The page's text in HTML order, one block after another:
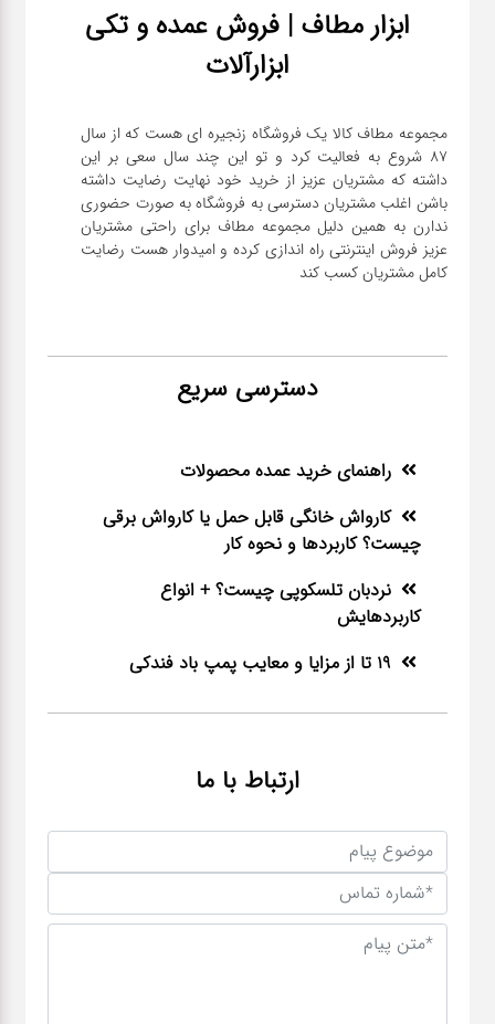
ابزار مطاف | فروش عمده و تکی
ابزارآلات
مجموعه مطاف کالا یک فروشگاه زنجیره ای هست که از سال
۸۷ شروع به فعالیت کرد و تو این چند سال سعی بر این
داشته که مشتریان عزیز از خرید خود نهایت رضایت داشته
باشن اغلب مشتریان دسترسی به فروشگاه به صورت حضوری
ندارن به همین دلیل مجموعه مطاف برای راحتی مشتریان
عزیز فروش اینترنتی راه اندازی کرده و امیدوار هست رضایت
کامل مشتریان کسب کند
دسترسی سریع
راهنمای خرید عمده محصولات
کارواش خانگی قابل حمل یا کارواش برقی
چیست؟ کاربردها و نحوه کار
نردبان تلسکوپی چیست؟ + انواع
کاربردهایش
19 تا از مزایا و معایب پمپ باد فندکی
ارتباط با ما